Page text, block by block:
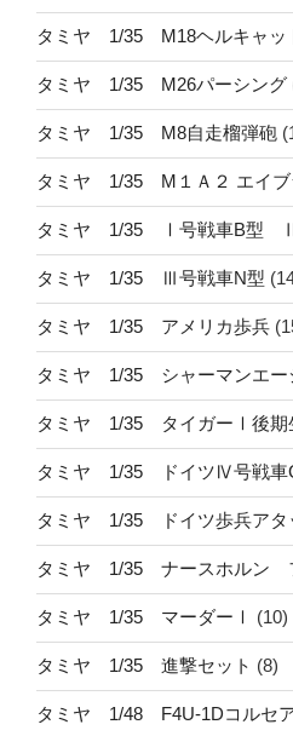
タミヤ 1/35 M18ヘルキャッ
タミヤ 1/35 M26パーシング
タミヤ 1/35 M8自走榴弾砲
タミヤ 1/35 M１Ａ２ エイブ
タミヤ 1/35 Ⅰ号戦車B型 Ⅱ
タミヤ 1/35 Ⅲ号戦車N型
タミヤ 1/35 アメリカ歩兵
タミヤ 1/35 シャーマンエー
タミヤ 1/35 タイガーⅠ後期
タミヤ 1/35 ドイツⅣ号戦車
タミヤ 1/35 ドイツ歩兵アタ
タミヤ 1/35 ナースホルン
タミヤ 1/35 マーダーⅠ (10)
タミヤ 1/35 進撃セット (8)
タミヤ 1/48 F4U-1Dコルセ